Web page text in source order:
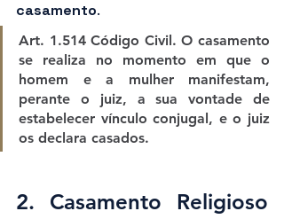
casamento.
Art. 1.514 Código Civil . O casamento
se realiza no momento em que o
homem e a mulher manifestam,
perante o juiz, a sua vontade de
estabelecer vínculo conjugal, e o juiz
os declara casados.
2. Casamento Religioso